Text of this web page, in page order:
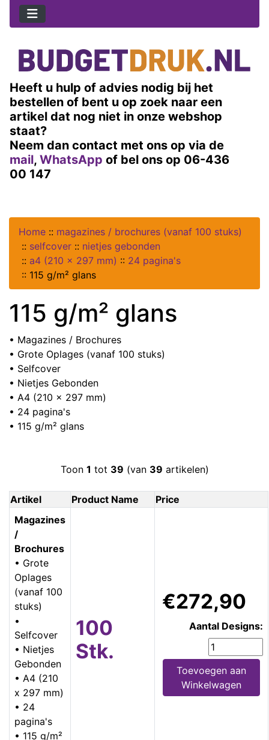
Heeft u hulp of advies nodig bij het
bestellen of bent u op zoek naar een
artikel dat nog niet in onze webshop
staat?
Neem dan contact met ons op via de
mail, WhatsApp of bel ons op 06-436
00 147
Home :: magazines / brochures (vanaf 100 stuks)
:: selfcover :: nietjes gebonden
:: a4 (210 x 297 mm) :: 24 pagina's
:: 115 g/m² glans
115 g/m² glans
• Magazines / Brochures
• Grote Oplages (vanaf 100 stuks)
• Selfcover
• Nietjes Gebonden
• A4 (210 x 297 mm)
• 24 pagina's
• 115 g/m² glans
Toon 1 tot 39 (van 39 artikelen)
Artikel Product Name
Price
Magazines
/
Brochures
• Grote
Oplages
(vanaf 100
stuks)
•
Selfcover
• Nietjes
Gebonden
• A4 (210
x 297 mm)
• 24
pagina's
• 115 g/m²
100
Stk.
€272,90
Aantal Designs:
Toevoegen aan
Winkelwagen